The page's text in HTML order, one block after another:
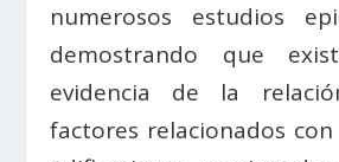
numerosos estudios
demostrando que
evidencia de la
factores relacionados